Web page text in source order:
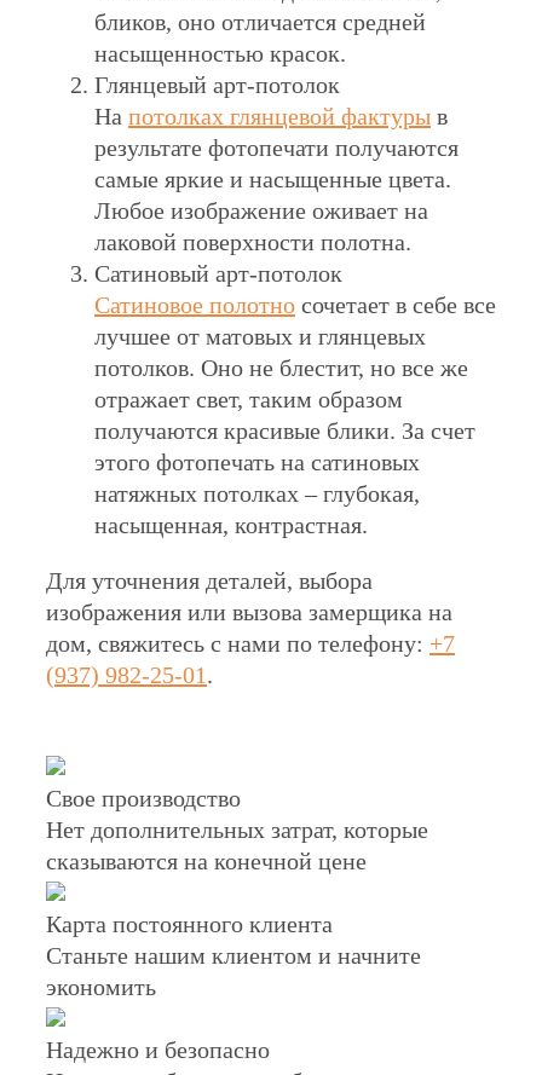
бликов, оно отличается средней
насыщенностью красок.
Глянцевый арт-потолок
На потолках глянцевой фактуры в
результате фотопечати получаются
самые яркие и насыщенные цвета.
Любое изображение оживает на
лаковой поверхности полотна.
Сатиновый арт-потолок
Сатиновое полотно сочетает в себе все
лучшее от матовых и глянцевых
потолков. Оно не блестит, но все же
отражает свет, таким образом
получаются красивые блики. За счет
этого фотопечать на сатиновых
натяжных потолках – глубокая,
насыщенная, контрастная.
Для уточнения деталей, выбора
изображения или вызова замерщика на
дом, свяжитесь с нами по телефону: +7
(937) 982-25-01.
Свое производство
Нет дополнительных затрат, которые
сказываются на конечной цене
Карта постоянного клиента
Станьте нашим клиентом и начните
экономить
Надежно и безопасно